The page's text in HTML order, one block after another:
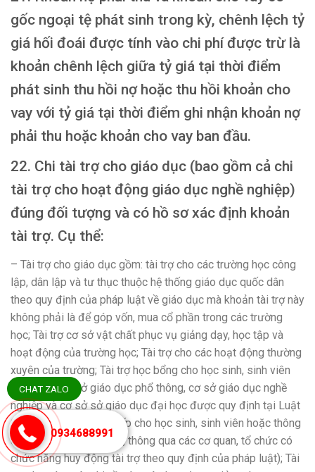
gốc ngoại tệ phát sinh trong kỳ, chênh lệch tỷ
giá hối đoái được tính vào chi phí được trừ là
khoản chênh lệch giữa tỷ giá tại thời điểm
phát sinh thu hồi nợ hoặc thu hồi khoản cho
vay với tỷ giá tại thời điểm ghi nhận khoản nợ
phải thu hoặc khoản cho vay ban đầu.
22. Chi tài trợ cho giáo dục (bao gồm cả chi
tài trợ cho hoạt động giáo dục nghề nghiệp)
đúng đối tượng và có hồ sơ xác định khoản
tài trợ. Cụ thể:
– Tài trợ cho giáo dục gồm: tài trợ cho các trường học công
lập, dân lập và tư thục thuộc hệ thống giáo dục quốc dân
theo quy định của pháp luật về giáo dục mà khoản tài trợ này
không phải là để góp vốn, mua cổ phần trong các trường
học; Tài trợ cơ sở vật chất phục vụ giảng dạy, học tập và
hoạt động của trường học; Tài trợ cho các hoạt động thường
xuyên của trường; Tài trợ học bổng cho học sinh, sinh viên
thuộc các cơ sở giáo dục phổ thông, cơ sở giáo dục nghề
nghiệp và cơ sở sở giáo dục đại học được quy định tại Luật
Giáo dục (tài trợ trực tiếp cho học sinh, sinh viên hoặc thông
qua các cơ sở giáo dục, thông qua các cơ quan, tổ chức có
chức năng huy động tài trợ theo quy định của pháp luật); Tài
CHAT ZALO
0934688991